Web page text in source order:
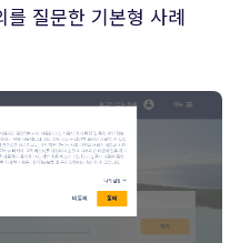
질문한 기본형 사례